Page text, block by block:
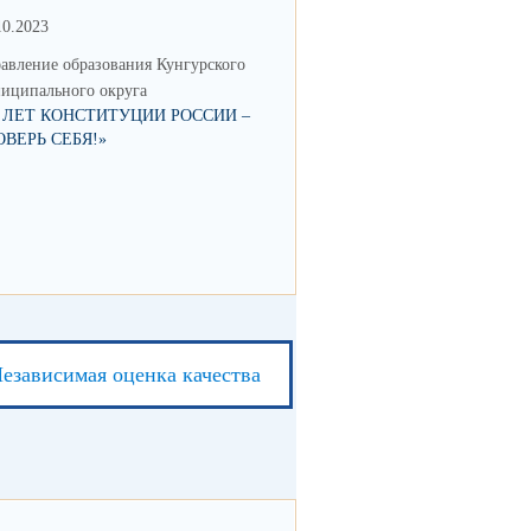
образования Кунгурского
округа
ЛЕТ КОНСТИТУЦИИ РОССИИ –
СЕБЯ!»
оценка качества